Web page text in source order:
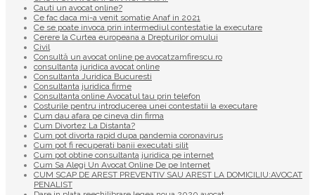
Cauti un avocat online?
Ce fac daca mi-a venit somatie Anaf in 2021
Ce se poate invoca prin intermediul contestatie la executare
Cerere la Curtea europeana a Drepturilor omului
Civil
Consultă un avocat online pe avocatzamfirescu.ro
consultanta juridica avocat online
Consultanta Juridica Bucuresti
Consultanta juridica firme
Consultanta online Avocatul tau prin telefon
Costurile pentru introducerea unei contestatii la executare
Cum dau afara pe cineva din firma
Cum Divortez La Distanta?
Cum pot divorta rapid dupa pandemia coronavirus
Cum pot fi recuperati banii executati silit
Cum pot obtine consultanta juridica pe internet
Cum Sa Alegi Un Avocat Online De pe Internet
CUM SCAP DE AREST PREVENTIV SAU AREST LA DOMICILIU:AVOCAT
PENALIST